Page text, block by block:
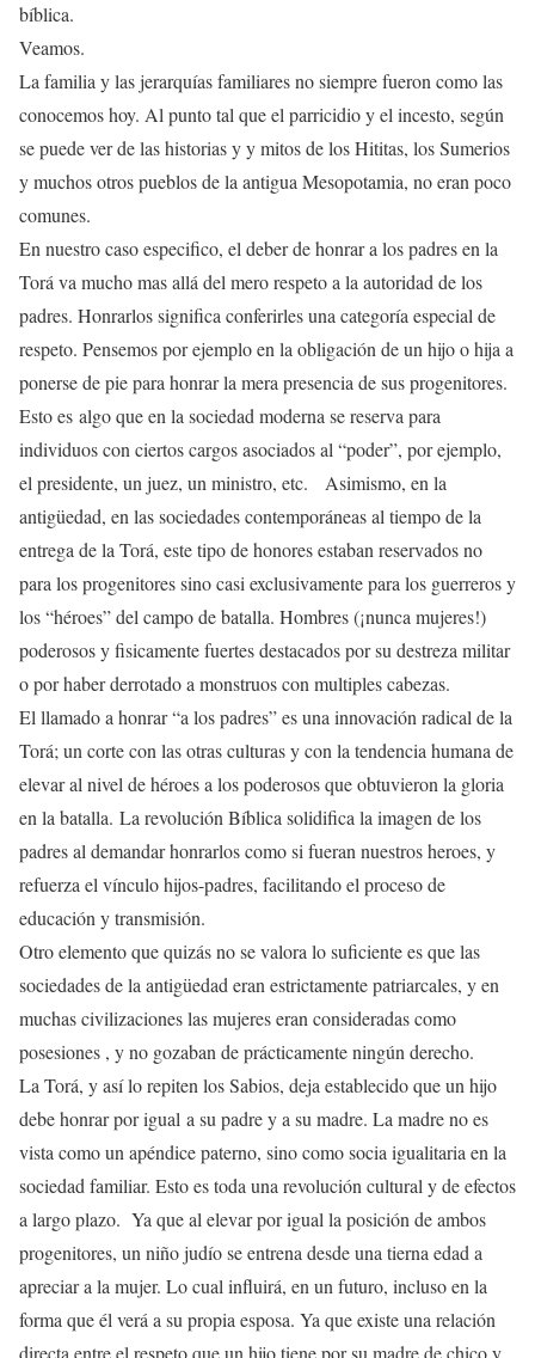
bíblica.
Veamos.
La familia y las jerarquías familiares no siempre fueron como las
conocemos hoy. Al punto tal que el parricidio y el incesto, según
se puede ver de las historias y y mitos de los Hititas, los Sumerios
y muchos otros pueblos de la antigua Mesopotamia, no eran poco
comunes.
En nuestro caso especifico, el deber de honrar a los padres en la
Torá va mucho mas allá del mero respeto a la autoridad de los
padres. Honrarlos significa conferirles una categoría especial de
respeto. Pensemos por ejemplo en la obligación de un hijo o hija a
ponerse de pie para honrar la mera presencia de sus progenitores.
Esto es algo que en la sociedad moderna se reserva para
individuos con ciertos cargos asociados al “poder”, por ejemplo,
el presidente, un juez, un ministro, etc. Asimismo, en la
antigüedad, en las sociedades contemporáneas al tiempo de la
entrega de la Torá, este tipo de honores estaban reservados no
para los progenitores sino casi exclusivamente para los guerreros y
los “héroes” del campo de batalla. Hombres (¡nunca mujeres!)
poderosos y fisicamente fuertes destacados por su destreza militar
o por haber derrotado a monstruos con multiples cabezas.
El llamado a honrar “a los padres” es una innovación radical de la
Torá; un corte con las otras culturas y con la tendencia humana de
elevar al nivel de héroes a los poderosos que obtuvieron la gloria
en la batalla. La revolución Bíblica solidifica la imagen de los
padres al demandar honrarlos como si fueran nuestros heroes, y
refuerza el vínculo hijos-padres, facilitando el proceso de
educación y transmisión.
Otro elemento que quizás no se valora lo suficiente es que las
sociedades de la antigüedad eran estrictamente patriarcales, y en
muchas civilizaciones las mujeres eran consideradas como
posesiones , y no gozaban de prácticamente ningún derecho.
La Torá, y así lo repiten los Sabios, deja establecido que un hijo
debe honrar por igual a su padre y a su madre. La madre no es
vista como un apéndice paterno, sino como socia igualitaria en la
sociedad familiar. Esto es toda una revolución cultural y de efectos
a largo plazo. Ya que al elevar por igual la posición de ambos
progenitores, un niño judío se entrena desde una tierna edad a
apreciar a la mujer. Lo cual influirá, en un futuro, incluso en la
forma que él verá a su propia esposa. Ya que existe una relación
directa entre el respeto que un hijo tiene por su madre de chico y